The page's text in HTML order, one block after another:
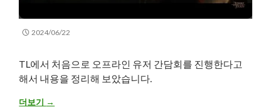
2024/06/22
TL에서 처음으로 오프라인 유저 간담회를 진행한다고
해서 내용을 정리해 보았습니다.
[TL] 첫 오프라인 유저 간담회 Q&A 내용 3차
더보기 →